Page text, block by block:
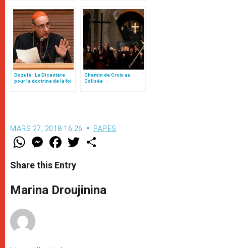
Dozulé : Le Dicastère
pour la doctrine de la foi
Chemin de Croix au
Colisée
MARS 27, 2018 16:26 PAPES
W
t
s
p
p
M
e
s
e
g
e
F
a
e
b
o
k
w
r
Share this Entry
Marina Droujinina